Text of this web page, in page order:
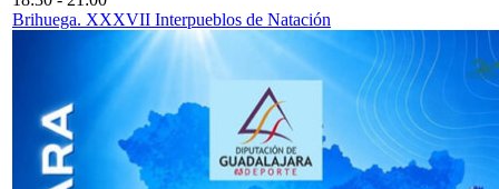
Brihuega. XXXVII Interpueblos de Natación